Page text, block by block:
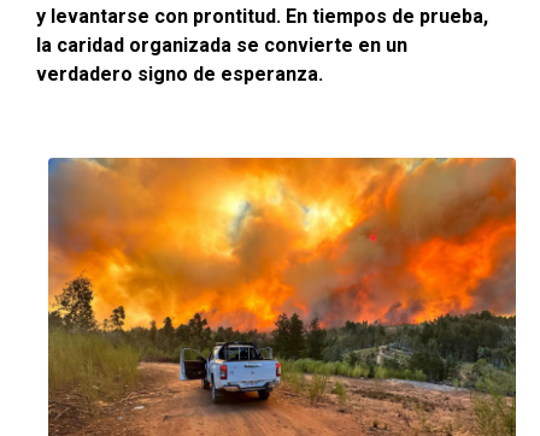
y levantarse con prontitud. En tiempos de prueba,
la caridad organizada se convierte en un
verdadero signo de esperanza.